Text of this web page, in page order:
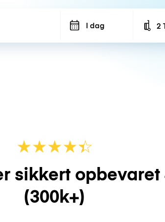
I dag 2
★★★★☆
★
sikkert opbevaret
(300k+)